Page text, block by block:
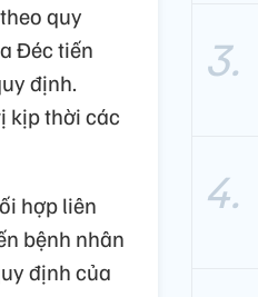
quy
Đéc tiến
định.
kịp thời các
hợp liên
bệnh nhân
định của